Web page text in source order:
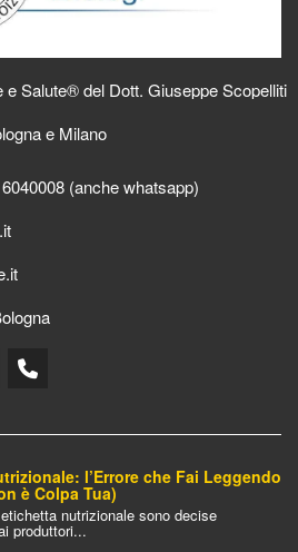
e Salute® del Dott. Giuseppe Scopelliti
e Milano
(anche whatsapp)
l’Errore che Fai Leggendo
è Colpa Tua)
nutrizionale sono decise
produttori...